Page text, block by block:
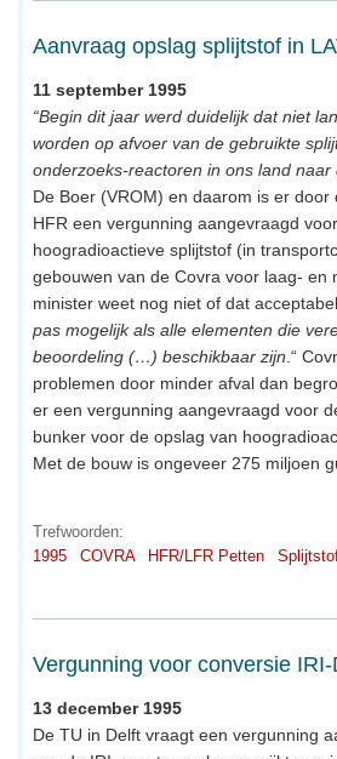
Aanvraag opslag splijtstof in
11 september 1995
“Begin dit jaar werd duidelijk dat niet
worden op afvoer van de gebruikte
onderzoeks-reactoren in ons land naar
De Boer (VROM) en daarom is er
HFR een vergunning aangevraagd
hoogradioactieve splijtstof (in
gebouwen van de Covra voor laag- en
minister weet nog niet of dat
pas mogelijk als alle elementen die
beoordeling (…) beschikbaar zijn .“
problemen door minder afval dan
er een vergunning aangevraagd voor
bunker voor de opslag van
Met de bouw is ongeveer 275 miljoen
Trefwoorden:
1995
COVRA HFR/LFR Petten
Vergunning voor conversie
13 december 1995
De TU in Delft vraagt een vergunning